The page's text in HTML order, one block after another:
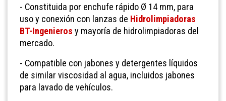
- Constituida por enchufe rápido Ø 14 mm, para
uso y conexión con lanzas de Hidrolimpiadoras
BT-Ingenieros y mayoría de hidrolimpiadoras del
mercado.
- Compatible con jabones y detergentes líquidos
de similar viscosidad al agua, incluidos jabones
para lavado de vehículos.